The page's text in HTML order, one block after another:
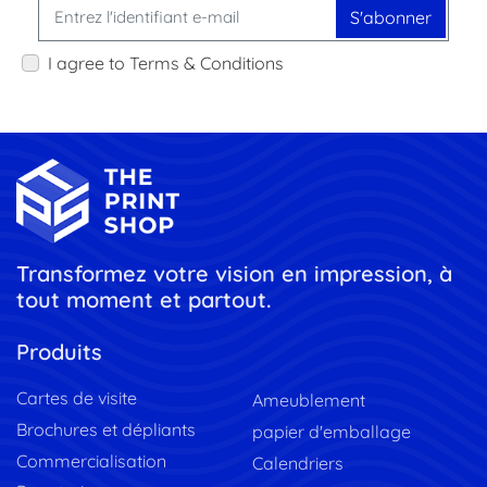
S'abonner
I agree to Terms & Conditions
Transformez votre vision en impression, à
tout moment et partout.
Produits
Cartes de visite
Brochures et dépliants
Commercialisation
Ameublement
papier d'emballage
Calendriers